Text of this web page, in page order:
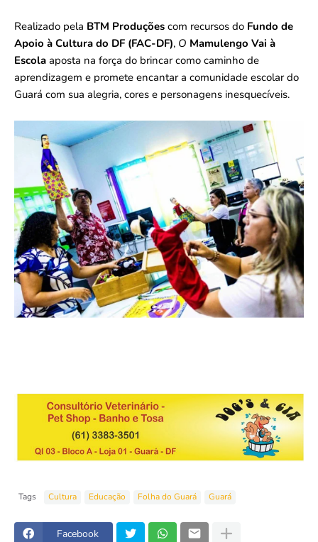
Realizado pela BTM Produções com recursos do Fundo de
Apoio à Cultura do DF (FAC-DF), O Mamulengo Vai à
Escola aposta na força do brincar como caminho de
aprendizagem e promete encantar a comunidade escolar do
Guará com sua alegria, cores e personagens inesquecíveis.
Tags Cultura Educação Folha do Guará Guará
Facebook